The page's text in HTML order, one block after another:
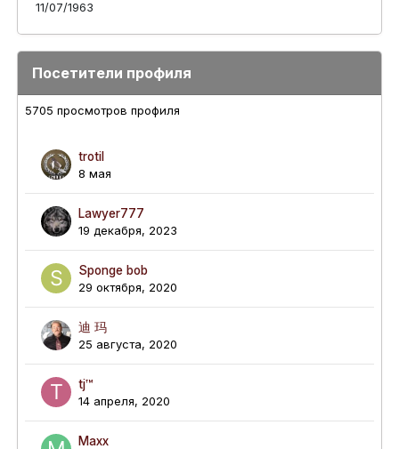
11/07/1963
Посетители профиля
5705 просмотров профиля
trotil
8 мая
Lawyer777
19 декабря, 2023
Sponge bob
29 октября, 2020
迪 玛
25 августа, 2020
tj™
14 апреля, 2020
Maxx